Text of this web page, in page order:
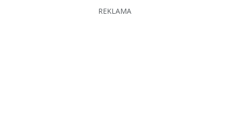
REKLAMA